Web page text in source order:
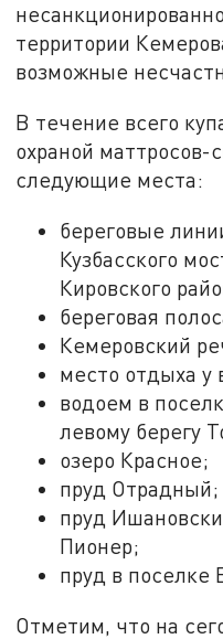
территории
возможные
В течение всего
охраной маттросов-
следующие места:
береговые
Кузбасского
Кировского
береговая
Кемеровский
место отдыха у
водоем в
левому берегу
озеро Красное;
пруд Отрадный;
пруд
Пионер;
пруд в поселке
Отметим, что на